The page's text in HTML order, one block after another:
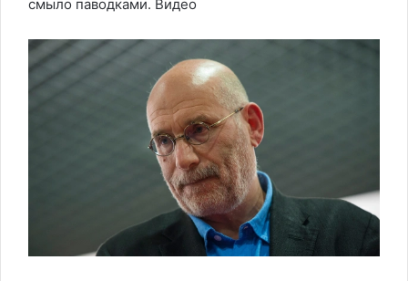
смыло паводками. Видео